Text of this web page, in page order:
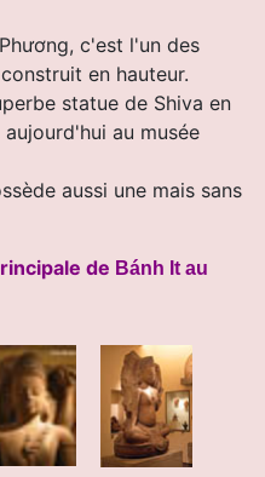
c'est l'un des
en hauteur.
statue de Shiva en
au musée
aussi une mais sans
de Bánh It au